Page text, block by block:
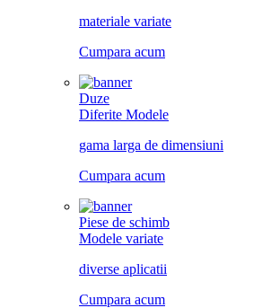
materiale variate
Cumpara acum
Duze
Diferite Modele
gama larga de dimensiuni
Cumpara acum
Piese de schimb
Modele variate
diverse aplicatii
Cumpara acum